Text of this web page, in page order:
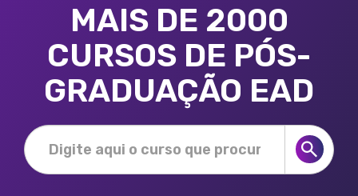
MAIS DE 2000
CURSOS DE PÓS-
GRADUAÇÃO EAD